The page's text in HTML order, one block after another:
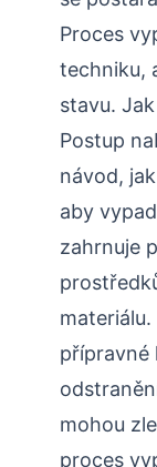
Proces
techniku,
stavu.
Postup
návod,
aby
zahrnuje
přípravné
mohou
proces